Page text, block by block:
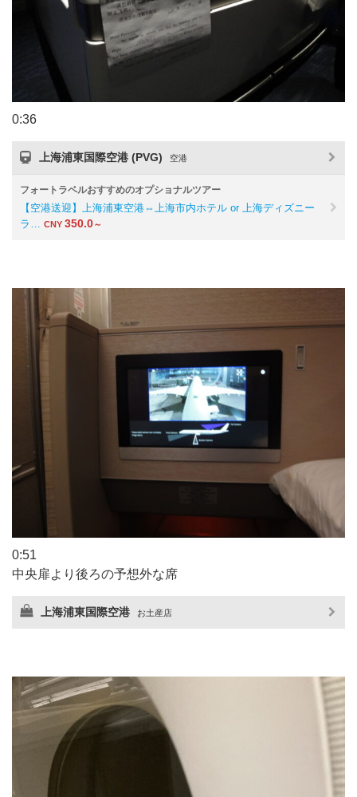
0:36
上海浦東国際空港 (PVG) 空港
フォートラベルおすすめのオプショナルツアー
【空港送迎】上海浦東空港⇔上海市内ホテル or 上海ディズニー
ラ…
CNY 350.0～
0:51
中央扉より後ろの予想外な席
上海浦東国際空港 お土産店